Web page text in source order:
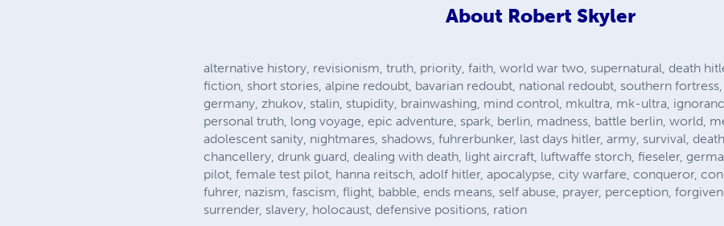
About Robert Skyler
alternative history, revisionism, truth, priority, faith, world war two, supernatural, death
fiction, short stories, alpine redoubt, bavarian redoubt, national redoubt, southern
germany, zhukov, stalin, stupidity, brainwashing, mind control, mkultra, mk-ultra,
personal truth, long voyage, epic adventure, spark, berlin, madness, battle berlin, world,
adolescent sanity, nightmares, shadows, fuhrerbunker, last days hitler, army, survival,
chancellery, drunk guard, dealing with death, light aircraft, luftwaffe storch, fieseler,
pilot, female test pilot, hanna reitsch, adolf hitler, apocalypse, city warfare, conqueror,
fuhrer, nazism, fascism, flight, babble, ends means, self abuse, prayer, perception,
surrender, slavery, holocaust, defensive positions, ration